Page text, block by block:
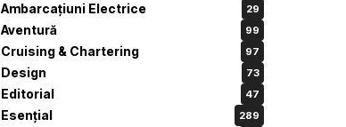
Ambarcațiuni Electrice 29
Aventură 99
Cruising & Chartering 97
Design 73
Editorial 47
Esențial 289